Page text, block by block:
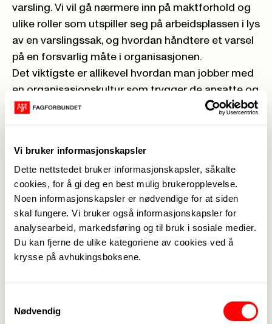
Vi bruker informasjonskapsler
Dette nettstedet bruker informasjonskapsler, såkalte
cookies, for å gi deg en best mulig brukeropplevelse.
Noen informasjonskapsler er nødvendige for at siden
skal fungere. Vi bruker også informasjonskapsler for
analysearbeid, markedsføring og til bruk i sosiale medier.
Du kan fjerne de ulike kategoriene av cookies ved å
krysse på avhukingsboksene.
Nødvendig
varsling. Vi vil gå nærmere inn på maktforhold og
ulike roller som utspiller seg på arbeidsplassen i lys
av en varslingssak, og hvordan håndtere et varsel
på en forsvarlig måte i organisasjonen.
Det viktigste er allikevel hvordan man jobber med
en organisasjonskultur som trygger de ansatte og
forebygger at varslingssaker får negative
konsekvenser for alle parter. Vi skal lære mer om
kan bygge en trygg kultur i praksis. Mot slutten av
dagen vil det være en kort workshop rundt
hvordan jobbe med psykologisk trygghet.
Konferansen er spesielt rettet mot våre
medlemmer som jobber som ledere, HR og
personaltjenester. Den vil også være relevant for
tillitsvalgte og verneombud.
hovedkontor. I tillegg vil den bli streamet direkte.
konferansen!